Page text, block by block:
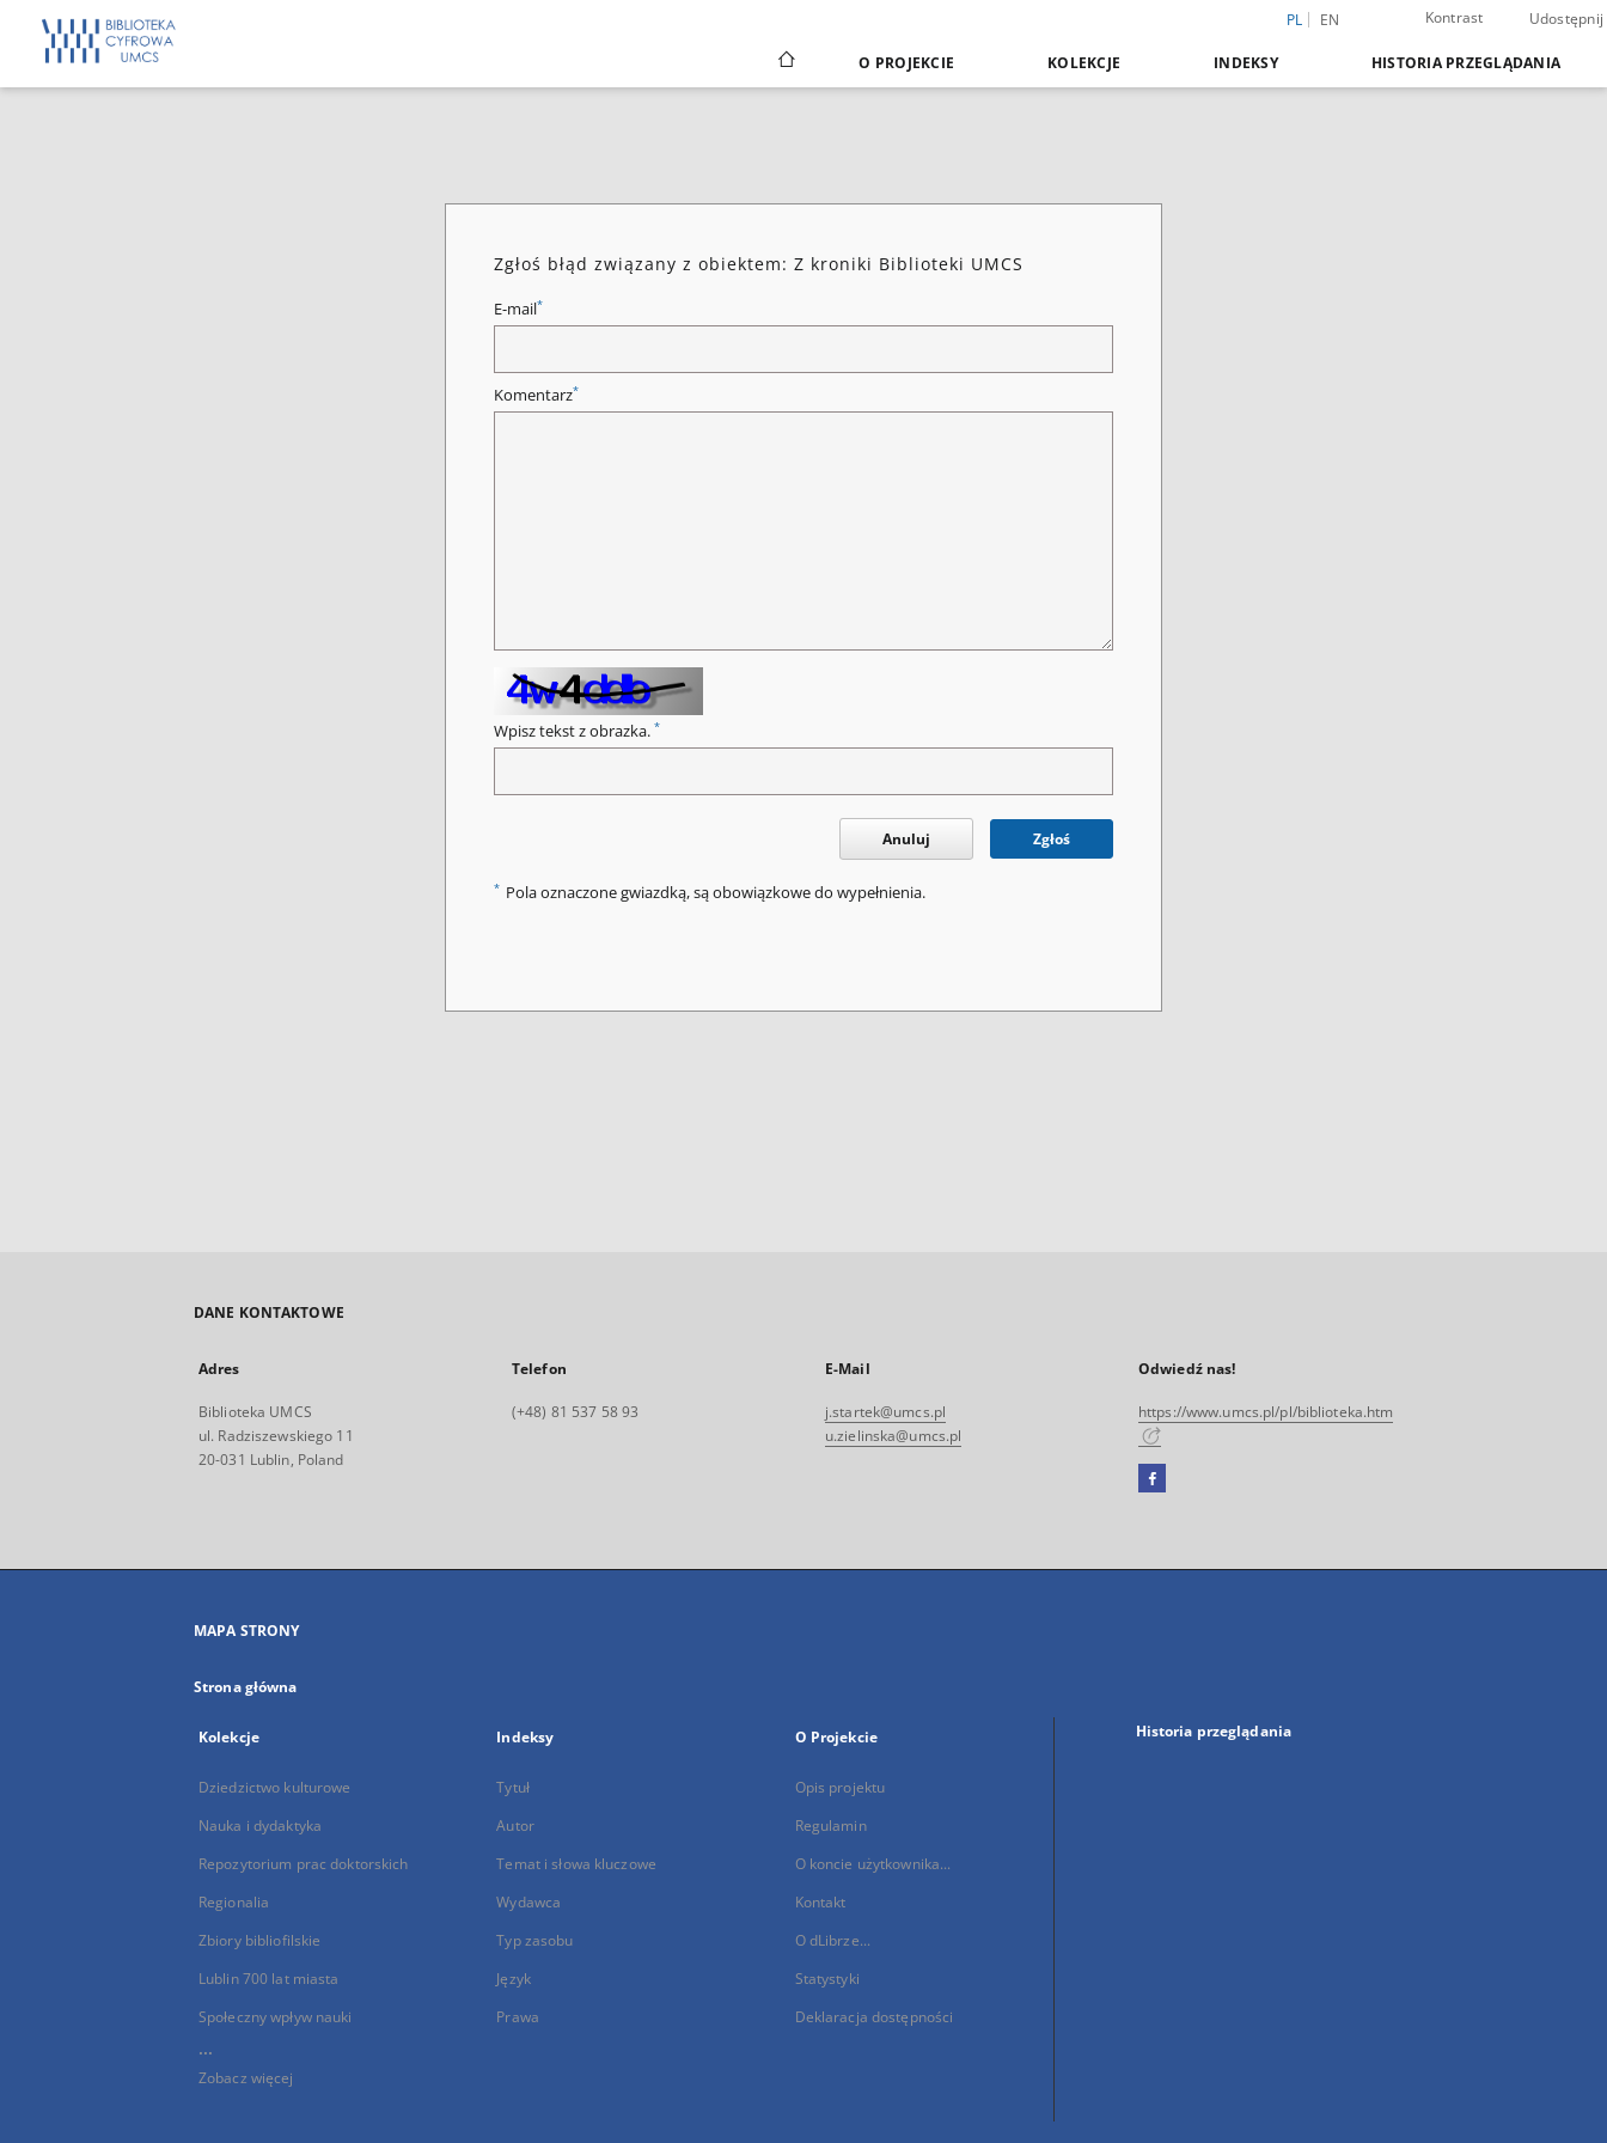
PL EN Kontrast Udostępnij
O PROJEKCIE KOLEKCJE INDEKSY HISTORIA PRZEGLĄDANIA
Zgłoś błąd związany z obiektem: Z kroniki Biblioteki UMCS
E-mail*
Komentarz*
Wpisz tekst z obrazka. *
Anuluj Zgłoś
* Pola oznaczone gwiazdką, są obowiązkowe do wypełnienia.
DANE KONTAKTOWE
Adres
Biblioteka UMCS
ul. Radziszewskiego 11
20-031 Lublin, Poland
Telefon
(+48) 81 537 58 93
E-Mail
j.startek@umcs.pl
u.zielinska@umcs.pl
Odwiedź nas!
https://www.umcs.pl/pl/biblioteka.htm
Facebook
się
MAPA STRONY
Strona główna
Kolekcje
Dziedzictwo kulturowe
Nauka i dydaktyka
Repozytorium prac doktorskich
Regionalia
Zbiory bibliofilskie
Lublin 700 lat miasta
Społeczny wpływ nauki
...
Zobacz więcej
Indeksy
Tytuł
Autor
Temat i słowa kluczowe
Wydawca
Typ zasobu
Język
Prawa
O Projekcie
Opis projektu
Regulamin
O koncie użytkownika...
Kontakt
O dLibrze...
Statystyki
Deklaracja dostępności
Historia przeglądania